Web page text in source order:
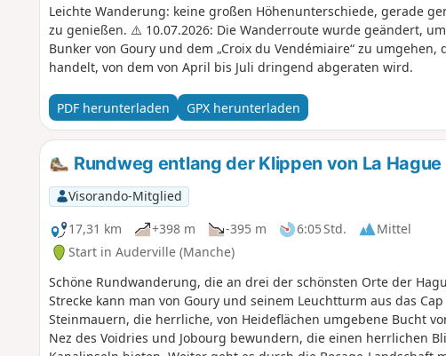
Leichte Wanderung: keine großen Höhenunterschiede, gerade
zu genießen. ⚠️ 10.07.2026: Die Wanderroute wurde geändert,
Bunker von Goury und dem „Croix du Vendémiaire“ zu
handelt, von dem von April bis Juli dringend abgeraten wird.
PDF herunterladen GPX herunterladen
Rundweg entlang der Klippen von La Hague
Visorando-Mitglied
17,31 km
+398 m -395 m 6:05 Std.
Mittel
Start in Auderville (Manche)
Schöne Rundwanderung, die an drei der schönsten Orte der
Strecke kann man von Goury und seinem Leuchtturm aus das
Steinmauern, die herrliche, von Heideflächen umgebene Bucht
Nez des Voidries und Jobourg bewundern, die einen herrlichen